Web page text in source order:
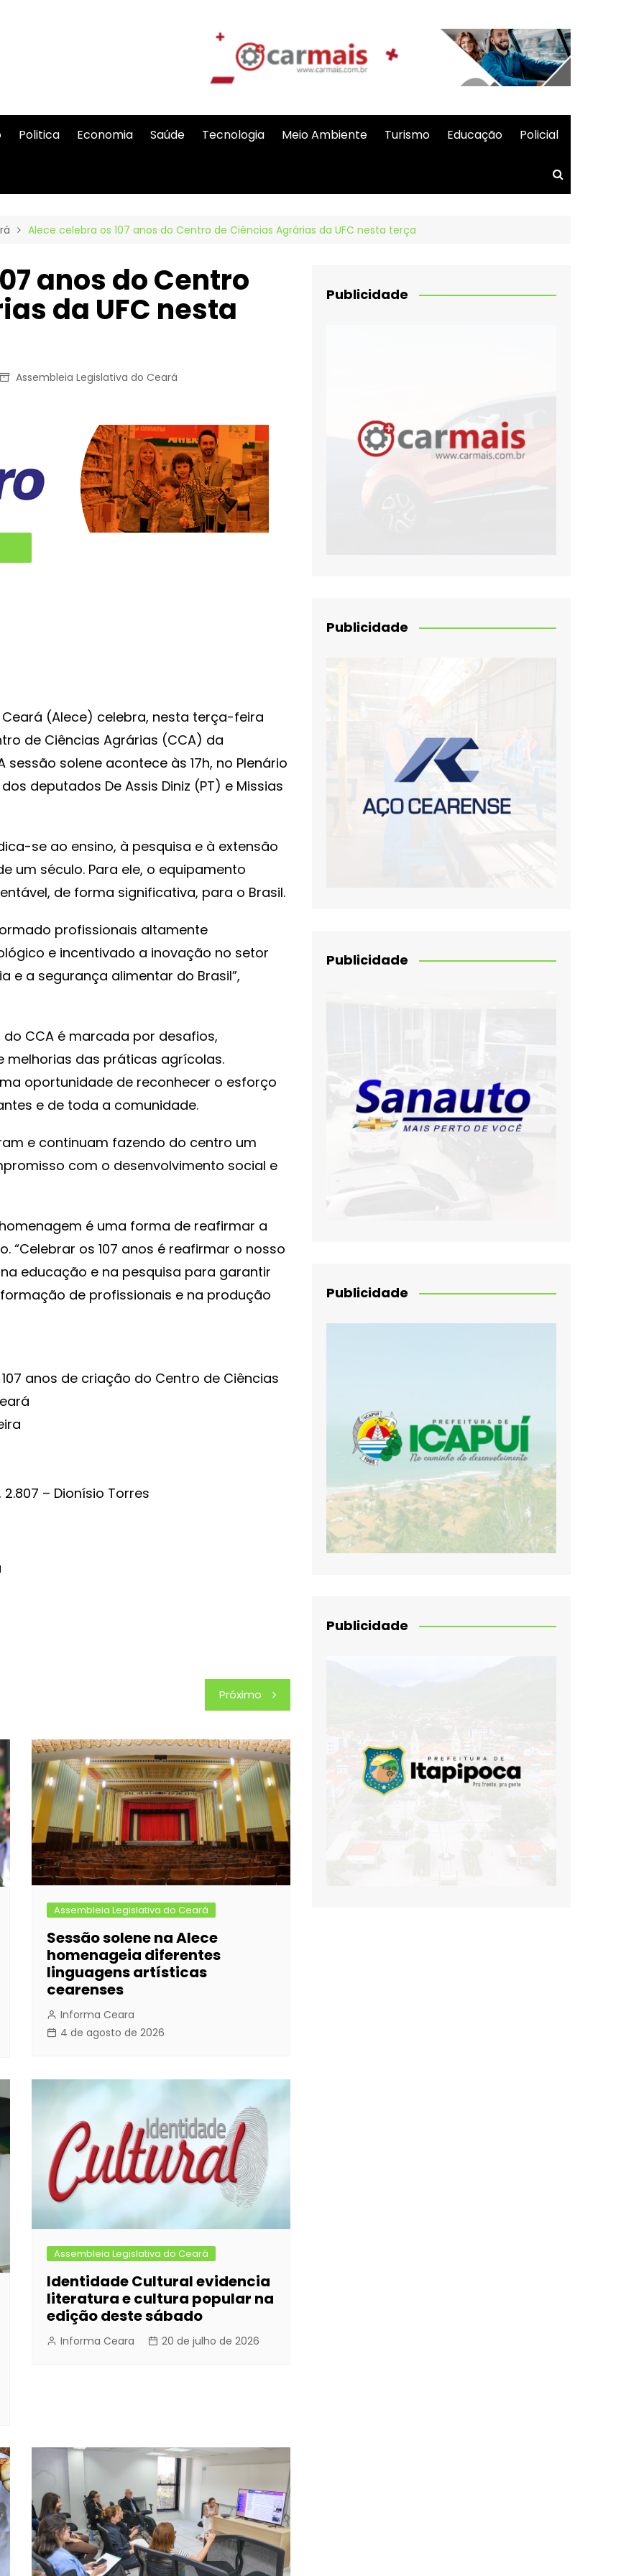
Politica Economia Saúde Tecnologia Meio Ambiente Turismo Educação Policial
Alece celebra os 107 anos do Centro de Ciências Agrárias da UFC nesta terça
anos do Centro
da UFC nesta
Assembleia Legislativa do Ceará
(Alece) celebra, nesta terça-feira
de Ciências Agrárias (CCA) da
sessão solene acontece às 17h, no Plenário
deputados De Assis Diniz (PT) e Missias
se ao ensino, à pesquisa e à extensão
um século. Para ele, o equipamento
de forma significativa, para o Brasil.
profissionais altamente
e incentivado a inovação no setor
e a segurança alimentar do Brasil”,
CCA é marcada por desafios,
melhorias das práticas agrícolas.
oportunidade de reconhecer o esforço
e de toda a comunidade.
e continuam fazendo do centro um
com o desenvolvimento social e
é uma forma de reafirmar a
os 107 anos é reafirmar o nosso
educação e na pesquisa para garantir
de profissionais e na produção
anos de criação do Centro de Ciências
– Dionísio Torres
Próximo
Assembleia Legislativa do Ceará
Sessão solene na Alece
homenageia diferentes
linguagens artísticas
cearenses
Informa Ceara
4 de agosto de 2026
Assembleia Legislativa do Ceará
Identidade Cultural evidencia
literatura e cultura popular na
edição deste sábado
Informa Ceara 20 de julho de 2026
Publicidade
Publicidade
Publicidade
Publicidade
Publicidade